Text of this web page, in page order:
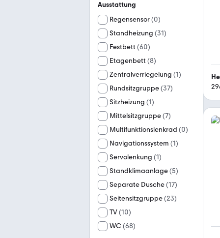
Ausstattung
Regensensor(0)
Standheizung (31)
Festbett (60)
Etagenbett (8)
Zentralverriegelung (1)
Rundsitzgruppe(37)
Sitzheizung (1)
Mittelsitzgruppe(7)
Multifunktionslenkrad (0)
Navigationssystem (1)
Servolenkung (1)
Standklimaanlage(5)
Separate Dusche(17)
Seitensitzgruppe(23)
TV(10)
WC (68)